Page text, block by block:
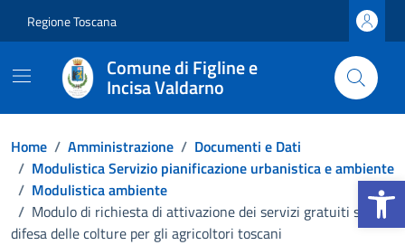
Apri la
Regione Toscana
Comune di Figline e
Incisa Valdarno
Home / Amministrazione / Documenti e Dati
/ Modulistica Servizio pianificazione urbanistica e ambiente
/ Modulistica ambiente
/ Modulo di richiesta di attivazione dei servizi gratuiti sulla
difesa delle colture per gli agricoltori toscani